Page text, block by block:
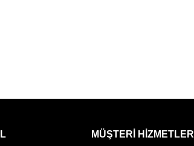
MÜŞTERİ HİZMETLERİ